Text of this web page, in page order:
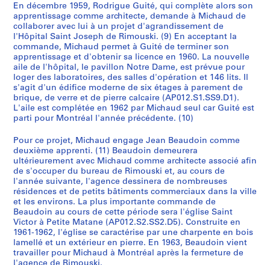
d
.
AP012.S2.SS1.D5
l
S
a
n
t
-
J
o
s
p
h
-
d
e
R
i
m
o
u
u
i
l
e
t
1
9
6
1
e
,
1
9
6
1
AP012.S2.SS2.D5
n
,
1
9
6
2
AP012.S2.SS2.D6
9
6
3
?
AP012.S2.SS2.D8
1
9
6
4
AP012.S2.SS2.D10
e
K
i
m
b
e
r
l
e
y
1
9
6
3
-
1
9
6
4
AP012.S2.SS2.D11
En décembre 1959, Rodrigue Guité, qui complète alors son
apprentissage comme architecte, demande à Michaud de
collaborer avec lui à un projet d'agrandissement de
l'Hôpital Saint Joseph de Rimouski. (9) En acceptant la
commande, Michaud permet à Guité de terminer son
apprentissage et d'obtenir sa licence en 1960. La nouvelle
aile de l'hôpital, le pavillon Notre Dame, est prévue pour
loger des laboratoires, des salles d'opération et 146 lits. Il
s'agit d'un édifice moderne de six étages à parement de
brique, de verre et de pierre calcaire (AP012.S1.SS9.D1).
L'aile est complétée en 1962 par Michaud seul car Guité est
parti pour Montréal l'année précédente. (10)
Pour ce projet, Michaud engage Jean Beaudoin comme
deuxième apprenti. (11) Beaudoin demeurera
ultérieurement avec Michaud comme architecte associé afin
de s'occuper du bureau de Rimouski et, au cours de
l'année suivante, l'agence dessinera de nombreuses
résidences et de petits bâtiments commerciaux dans la ville
et les environs. La plus importante commande de
Beaudoin au cours de cette période sera l'église Saint
Victor à Petite Matane (AP012.S2.SS2.D5). Construite en
1961-1962, l'église se caractérise par une charpente en bois
lamellé et un extérieur en pierre. En 1963, Beaudoin vient
travailler pour Michaud à Montréal après la fermeture de